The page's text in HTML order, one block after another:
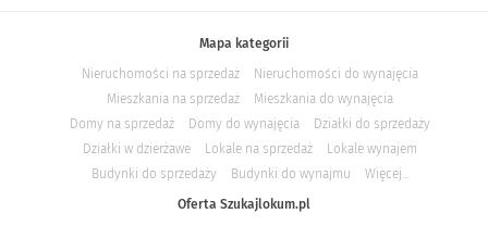
Mapa kategorii
Nieruchomości na sprzedaż
Nieruchomości do wynajęcia
Mieszkania na sprzedaż
Mieszkania do wynajęcia
Domy na sprzedaż
Domy do wynajęcia
Działki do sprzedaży
Działki w dzierżawe
Lokale na sprzedaż
Lokale wynajem
Budynki do sprzedaży
Budynki do wynajmu
Więcej...
Oferta Szukajlokum.pl